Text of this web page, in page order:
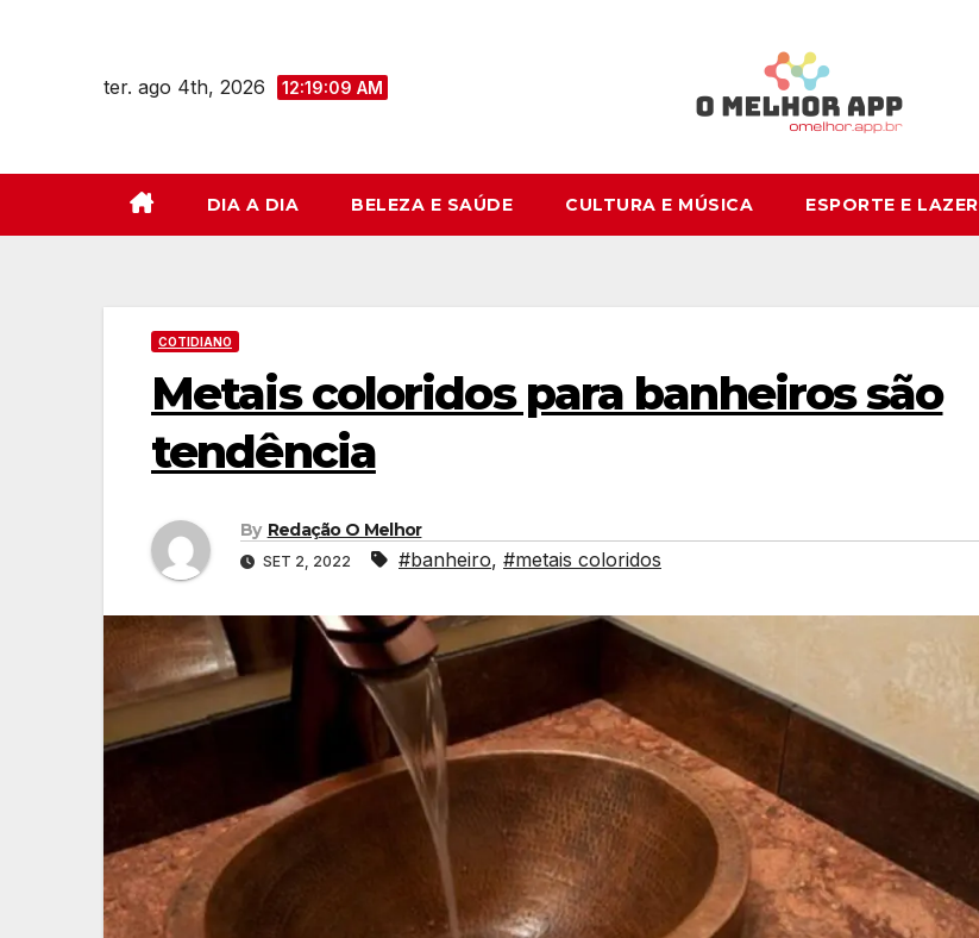
ter. ago 4th, 2026 12:19:10 AM
DIA A DIA BELEZA E SAÚDE CULTURA E MÚSICA ESPORTE E LAZER
COTIDIANO
Metais coloridos para banheiros são
tendência
By Redação O Melhor
SET 2, 2022 #banheiro, #metais coloridos